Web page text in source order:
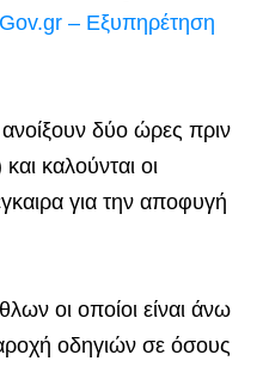
Gov.gr – Εξυπηρέτηση
δύο ώρες πριν
καλούνται οι
για την αποφυγή
οι οποίοι είναι άνω
οδηγιών σε όσους